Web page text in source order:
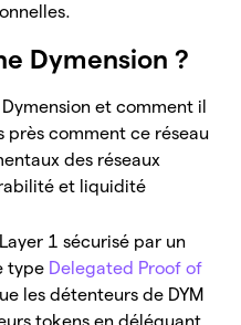
Dymension ?
et comment il
près comment ce réseau
des réseaux
et liquidité
1 sécurisé par un
type Delegated Proof of
les détenteurs de DYM
tokens en déléguant